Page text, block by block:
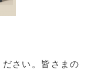
さい。皆さまの